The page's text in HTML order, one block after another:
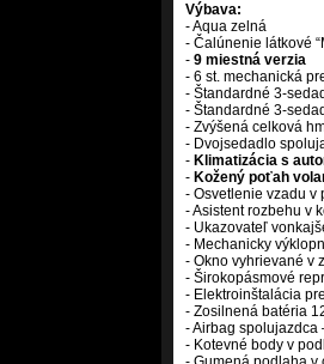
Výbava:
- Aqua zelná
- Čalúnenie látkové
- 9 miestná verzia
- 6 st. mechanická
- Štandardné 3-
- Štandardné 3-
- Zvýšená celková
- Dvojsedadlo
- Klimatizácia s
- Kožený poťah
- Osvetlenie vzadu v
- Asistent rozbehu v
- Ukazovateľ
- Mechanicky
- Okno vyhrievané v
- Širokopásmové
- Elektroinštalácia
- Zosilnená batéria
- Airbag spolujazdca
- Kotevné body v